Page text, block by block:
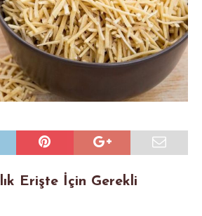
Erişte İçin Gerekli